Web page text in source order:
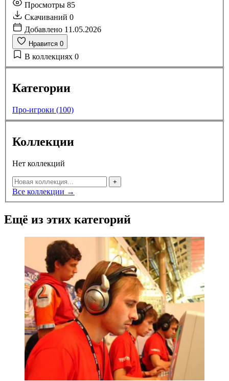
Просмотры 85
Скачиваний 0
Добавлено 11.05.2026
Нравится 0
В коллекциях 0
Категории
Про-игроки (100)
Коллекции
Нет коллекций
+
Все коллекции →
Ещё из этих категорий